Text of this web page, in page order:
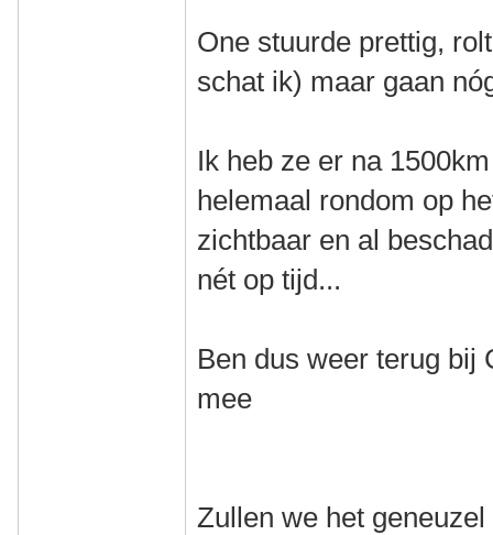
One stuurde prettig,
schat ik) maar gaan
Ik heb ze er na
helemaal rondom op
zichtbaar en al
nét op tijd...
Ben dus weer terug bij
mee
Zullen we het